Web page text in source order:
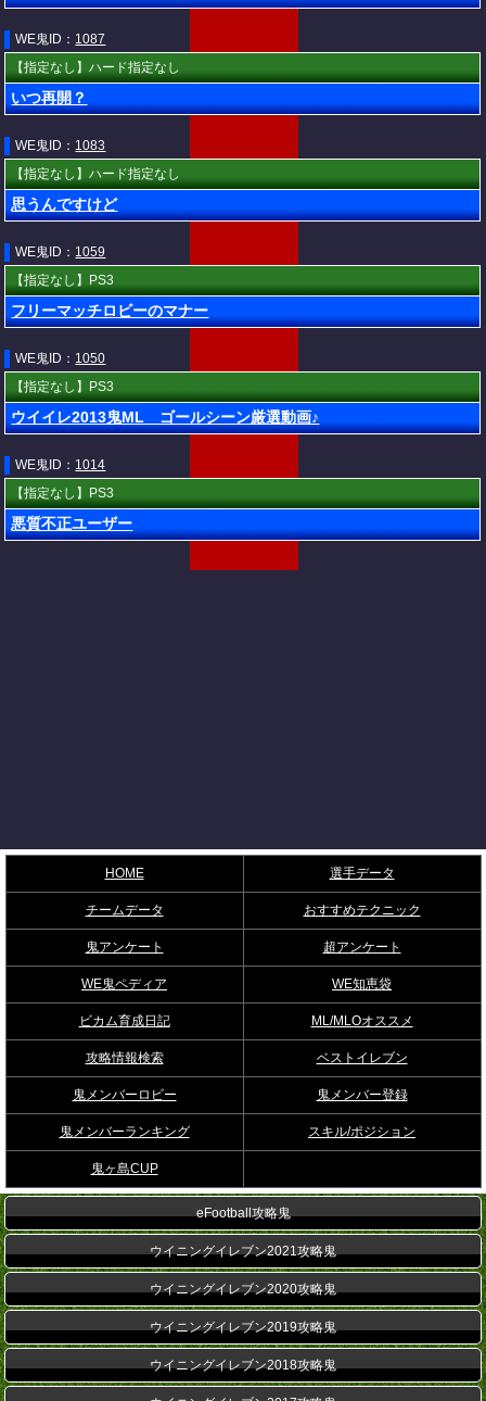
WE鬼ID： 1087
【指定なし】ハード指定なし
いつ再開？
WE鬼ID： 1083
【指定なし】ハード指定なし
思うんですけど
WE鬼ID： 1059
【指定なし】PS3
フリーマッチロビーのマナー
WE鬼ID： 1050
【指定なし】PS3
ウイイレ2013鬼ML ゴールシーン厳選動画♪
WE鬼ID： 1014
【指定なし】PS3
悪質不正ユーザー
HOME 選手データ
チームデータ おすすめテクニック
鬼アンケート 超アンケート
WE鬼ペディア WE知恵袋
ビカム育成日記 ML/MLOオススメ
攻略情報検索 ベストイレブン
鬼メンバーロビー 鬼メンバー登録
鬼メンバーランキング スキル/ポジション
鬼ヶ島CUP
eFootball攻略鬼
ウイニングイレブン2021攻略鬼
ウイニングイレブン2020攻略鬼
ウイニングイレブン2019攻略鬼
ウイニングイレブン2018攻略鬼